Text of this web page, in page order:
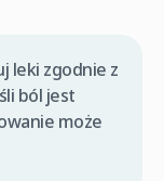
leki zgodnie z
ból jest
może